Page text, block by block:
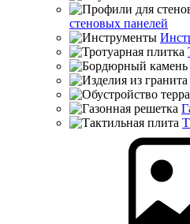
стеновых панелей